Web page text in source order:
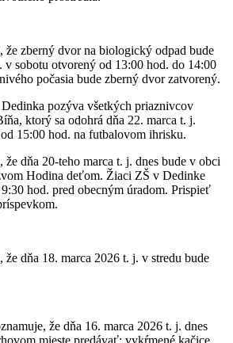
že zberný dvor na biologický odpad bude
v sobotu otvorený od 13:00 hod. do 14:00
počasia bude zberný dvor zatvorený.
pozýva všetkých priaznivcov
ktorý sa odohrá dňa 22. marca t. j.
15:00 hod. na futbalovom ihrisku.
že dňa 20-teho marca t. j. dnes bude v obci
Hodina deťom. Žiaci ZŠ v Dedinke
hod. pred obecným úradom. Prispieť
že dňa 18. marca 2026 t. j. v stredu bude
že dňa 16. marca 2026 t. j. dnes
mieste predávať: vykŕmené kačice